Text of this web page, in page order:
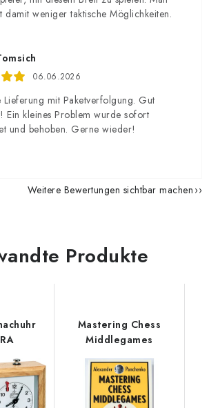
damit weniger taktische Möglichkeiten.
06.06.2026
Lieferung mit Paketverfolgung. Gut
Ein kleines Problem wurde sofort
und behoben. Gerne wieder!
Weitere Bewertungen sichtbar machen
Produkte
Mastering Chess
Middlegames